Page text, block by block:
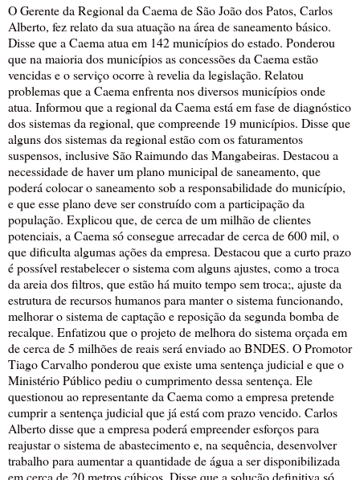
O Gerente da Regional da Caema de São João dos Patos, Carlos
Alberto, fez relato da sua atuação na área de saneamento básico.
Disse que a Caema atua em 142 municípios do estado. Ponderou
que na maioria dos municípios as concessões da Caema estão
vencidas e o serviço ocorre à revelia da legislação. Relatou
problemas que a Caema enfrenta nos diversos municípios onde
atua. Informou que a regional da Caema está em fase de diagnóstico
dos sistemas da regional, que compreende 19 municípios. Disse que
alguns dos sistemas da regional estão com os faturamentos
suspensos, inclusive São Raimundo das Mangabeiras. Destacou a
necessidade de haver um plano municipal de saneamento, que
poderá colocar o saneamento sob a responsabilidade do município,
e que esse plano deve ser construído com a participação da
população. Explicou que, de cerca de um milhão de clientes
potenciais, a Caema só consegue arrecadar de cerca de 600 mil, o
que dificulta algumas ações da empresa. Destacou que a curto prazo
é possível restabelecer o sistema com alguns ajustes, como a troca
da areia dos filtros, que estão há muito tempo sem troca;, ajuste da
estrutura de recursos humanos para manter o sistema funcionando,
melhorar o sistema de captação e reposição da segunda bomba de
recalque. Enfatizou que o projeto de melhora do sistema orçada em
de cerca de 5 milhões de reais será enviado ao BNDES. O Promotor
Tiago Carvalho ponderou que existe uma sentença judicial e que o
Ministério Público pediu o cumprimento dessa sentença. Ele
questionou ao representante da Caema como a empresa pretende
cumprir a sentença judicial que já está com prazo vencido. Carlos
Alberto disse que a empresa poderá empreender esforços para
reajustar o sistema de abastecimento e, na sequência, desenvolver
trabalho para aumentar a quantidade de água a ser disponibilizada
em cerca de 20 metros cúbicos. Disse que a solução definitiva só